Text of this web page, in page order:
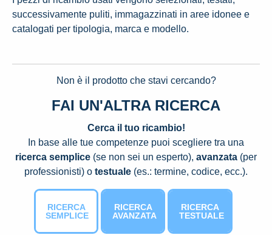
successivamente puliti, immagazzinati in aree idonee e
catalogati per tipologia, marca e modello.
Non è il prodotto che stavi cercando?
FAI UN'ALTRA RICERCA
Cerca il tuo ricambio!
In base alle tue competenze puoi scegliere tra una
ricerca semplice (se non sei un esperto), avanzata (per
professionisti) o testuale (es.: termine, codice, ecc.).
RICERCA
SEMPLICE
RICERCA
AVANZATA
RICERCA
TESTUALE